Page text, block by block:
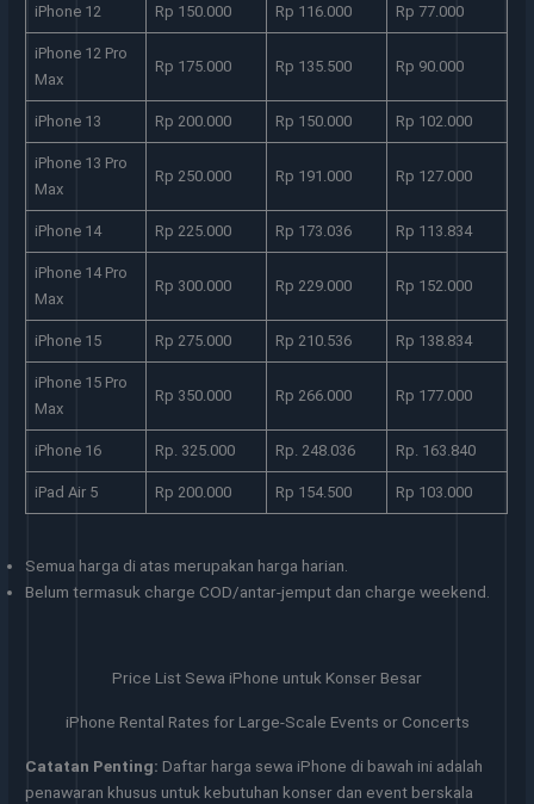
iPhone 12 Rp 150.000 Rp 116.000 Rp 77.000
iPhone 12 Pro
Max
Rp 175.000 Rp 135.500 Rp 90.000
iPhone 13 Rp 200.000 Rp 150.000 Rp 102.000
iPhone 13 Pro
Max
Rp 250.000 Rp 191.000 Rp 127.000
iPhone 14 Rp 225.000 Rp 173.036 Rp 113.834
iPhone 14 Pro
Max
Rp 300.000 Rp 229.000 Rp 152.000
iPhone 15 Rp 275.000 Rp 210.536 Rp 138.834
iPhone 15 Pro
Max
Rp 350.000 Rp 266.000 Rp 177.000
iPhone 16 Rp. 325.000 Rp. 248.036 Rp. 163.840
iPad Air 5 Rp 200.000 Rp 154.500 Rp 103.000
Semua harga di atas merupakan harga harian.
Belum termasuk charge COD/antar-jemput dan charge weekend.
Price List Sewa iPhone untuk Konser Besar
iPhone Rental Rates for Large-Scale Events or Concerts
Catatan Penting: Daftar harga sewa iPhone di bawah ini adalah
penawaran khusus untuk kebutuhan konser dan event berskala